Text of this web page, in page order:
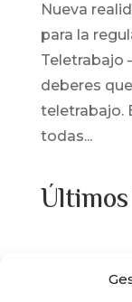
Nueva
para la
Teletrabajo
deberes
teletrabajo.
todas...
ENCASA